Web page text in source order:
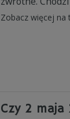
Zobacz więcej na
Czy 2